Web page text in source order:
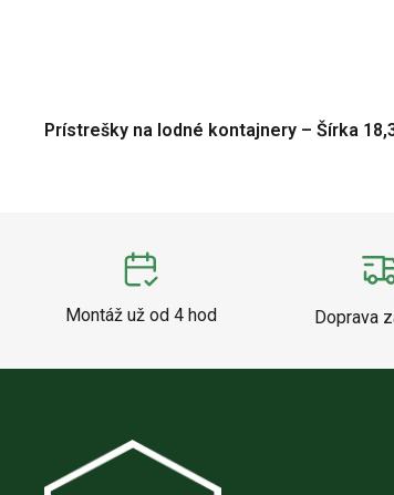
Prístrešky na lodné kontajnery – Šírka
Montáž už od 4 hod Doprava